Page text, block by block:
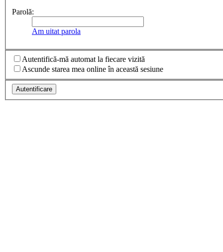
Parolă:
Am uitat parola
Autentifică-mă automat la fiecare vizită
Ascunde starea mea online în această sesiune